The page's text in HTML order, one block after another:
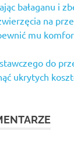
bałaganu i
na
mu
do
ukrytych